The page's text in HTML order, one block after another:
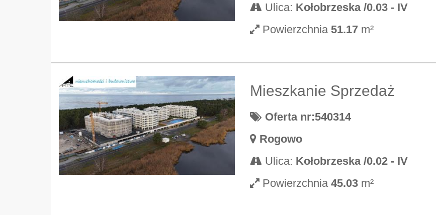
Ulica: Kołobrzeska /0.03 - IV
Powierzchnia 51.17 m²
Mieszkanie Sprzedaż
Oferta nr:540314
Rogowo
Ulica: Kołobrzeska /0.02 - IV
Powierzchnia 45.03 m²